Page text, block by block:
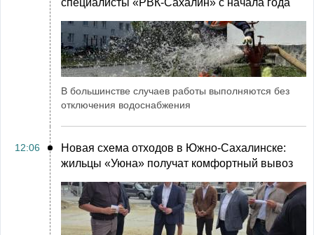
специалисты «РВК‑Сахалин» с начала года
В большинстве случаев работы выполняются без
отключения водоснабжения
12:06
Новая схема отходов в Южно-Сахалинске:
жильцы «Уюна» получат комфортный вывоз